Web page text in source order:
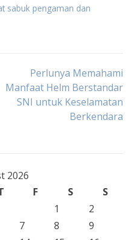
sabuk pengaman dan
Perlunya Memahami
Manfaat Helm Berstandar
SNI untuk Keselamatan
Berkendara
2026
F S
S
1
2
7 8
9